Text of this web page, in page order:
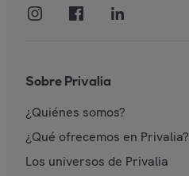
Sobre Privalia
¿Quiénes somos?
¿Qué ofrecemos en Privalia?
Los universos de Privalia